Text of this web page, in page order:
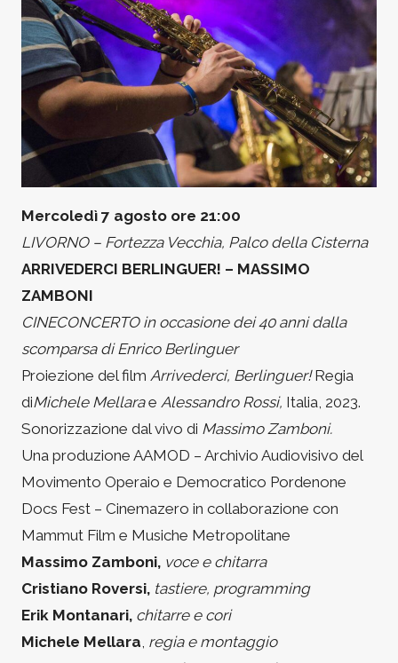
Mercoledì 7 agosto ore 21:00
LIVORNO – Fortezza Vecchia, Palco della Cisterna
ARRIVEDERCI BERLINGUER! – MASSIMO
ZAMBONI
CINECONCERTO in occasione dei 40 anni dalla
scomparsa di Enrico Berlinguer
Proiezione del film Arrivederci, Berlinguer!Regia
diMichele Mellarae Alessandro Rossi, Italia, 2023.
Sonorizzazione dal vivo di Massimo Zamboni.
Una produzione AAMOD – Archivio Audiovisivo del
Movimento Operaio e Democratico Pordenone
Docs Fest – Cinemazero in collaborazione con
Mammut Film e Musiche Metropolitane
Massimo Zamboni, voce e chitarra
Cristiano Roversi, tastiere, programming
Erik Montanari, chitarre e cori
Michele Mellara, regia e montaggio